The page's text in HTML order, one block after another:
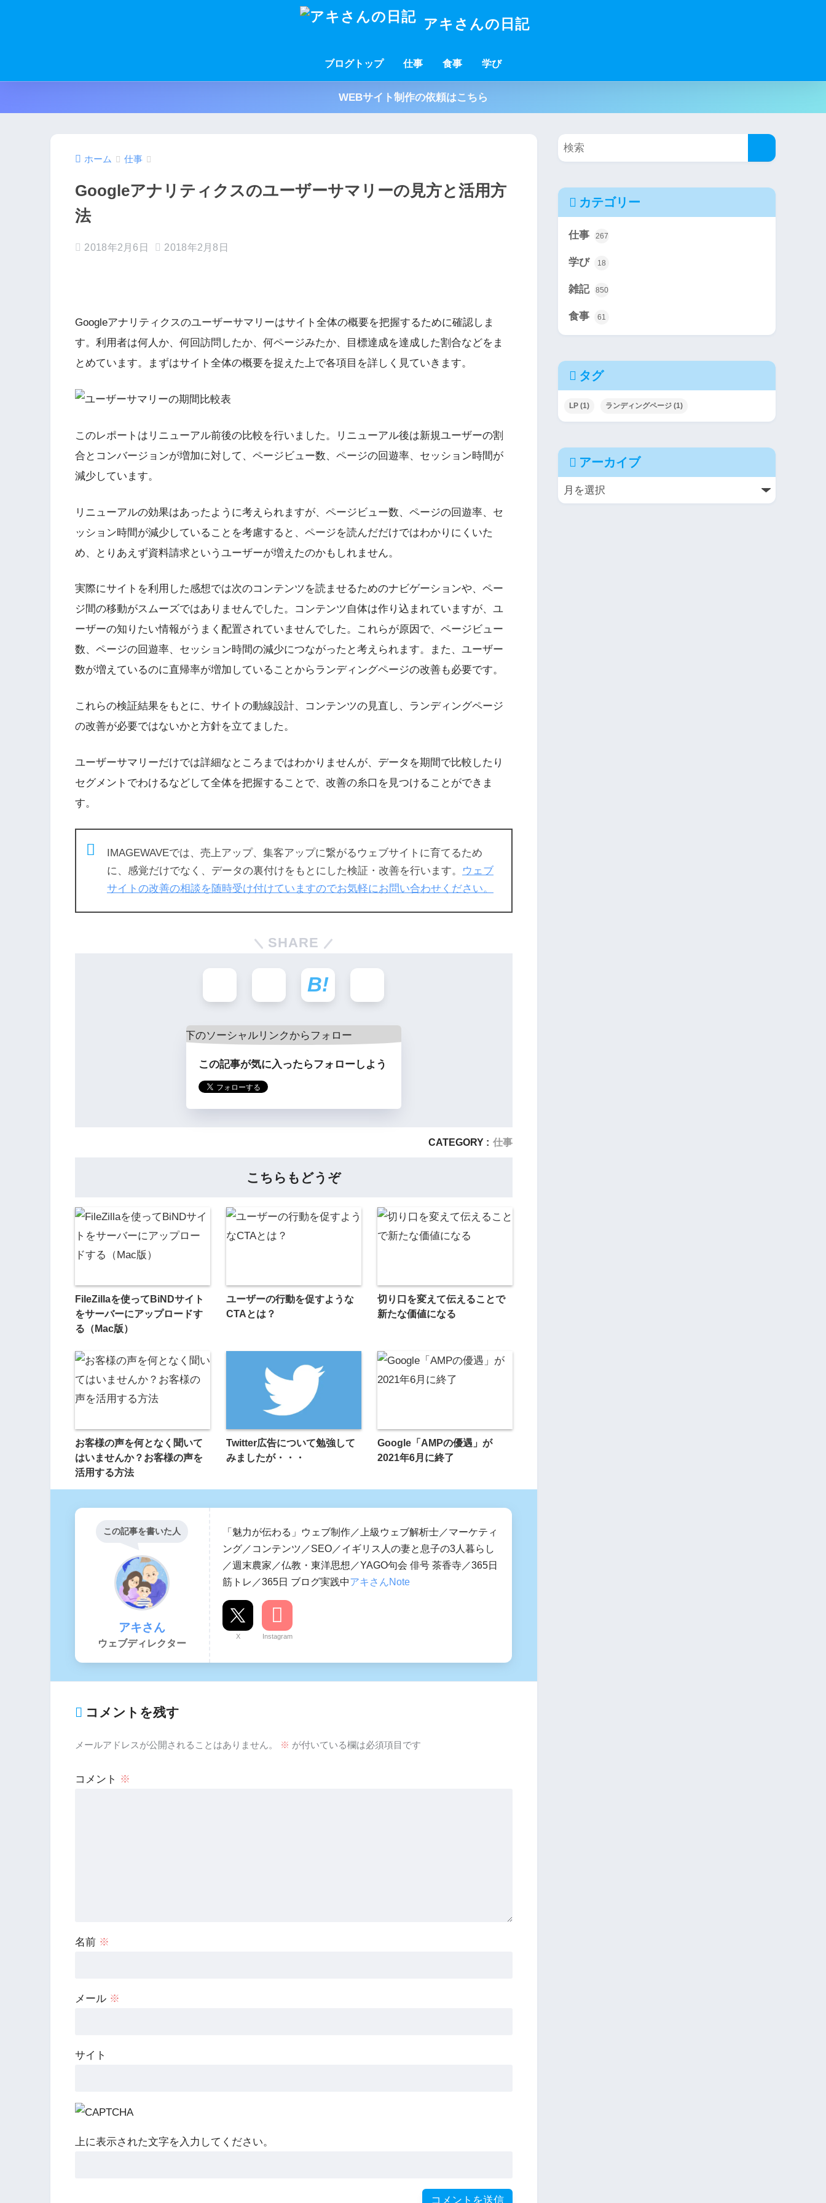
アキさんの日記
ブログトップ 仕事 食事 学び
WEBサイト制作の依頼はこちら
ホーム 仕事
Googleアナリティクスのユーザーサマリーの見方と活用方
法
2018年2月6日 2018年2月8日
Googleアナリティクスのユーザーサマリーはサイト全体の概要を把握するために確認しま
す。利用者は何人か、何回訪問したか、何ページみたか、目標達成を達成した割合などをま
とめています。まずはサイト全体の概要を捉えた上で各項目を詳しく見ていきます。
このレポートはリニューアル前後の比較を行いました。リニューアル後は新規ユーザーの割
合とコンバージョンが増加に対して、ページビュー数、ページの回遊率、セッション時間が
減少しています。
リニューアルの効果はあったように考えられますが、ページビュー数、ページの回遊率、セ
ッション時間が減少していることを考慮すると、ページを読んだだけではわかりにくいた
め、とりあえず資料請求というユーザーが増えたのかもしれません。
実際にサイトを利用した感想では次のコンテンツを読ませるためのナビゲーションや、ペー
ジ間の移動がスムーズではありませんでした。コンテンツ自体は作り込まれていますが、ユ
ーザーの知りたい情報がうまく配置されていませんでした。これらが原因で、ページビュー
数、ページの回遊率、セッション時間の減少につながったと考えられます。また、ユーザー
数が増えているのに直帰率が増加していることからランディングページの改善も必要です。
これらの検証結果をもとに、サイトの動線設計、コンテンツの見直し、ランディングページ
の改善が必要ではないかと方針を立てました。
ユーザーサマリーだけでは詳細なところまではわかりませんが、データを期間で比較したり
セグメントでわけるなどして全体を把握することで、改善の糸口を見つけることができま
す。
IMAGEWAVEでは、売上アップ、集客アップに繋がるウェブサイトに育てるため
に、感覚だけでなく、データの裏付けをもとにした検証・改善を行います。
ウェブ
サイトの改善の相談を随時受け付けていますのでお気軽にお問い合わせください。
SHARE
この記事が気に入ったらフォローしよう
CATEGORY : 仕事
こちらもどうぞ
FileZillaを使ってBiNDサイト
をサーバーにアップロードす
る（Mac版）
ユーザーの行動を促すような
CTAとは？
切り口を変えて伝えることで
新たな価値になる
お客様の声を何となく聞いて
はいませんか？お客様の声を
活用する方法
Twitter広告について勉強して
みましたが・・・
Google「AMPの優遇」が
2021年6月に終了
この記事を書いた人
アキさん
ウェブディレクター
「魅力が伝わる」ウェブ制作／上級ウェブ解析士／マーケティ
ング／コンテンツ／SEO／イギリス人の妻と息子の3人暮らし
／週末農家／仏教・東洋思想／YAGO句会 俳号 茶香寺／365日
筋トレ／365日 ブログ実践中アキさんNote
X Instagram
コメントを残す
メールアドレスが公開されることはありません。 ※ が付いている欄は必須項目です
コメント ※
名前 ※
メール ※
サイト
上に表示された文字を入力してください。
カテゴリー
仕事 267
学び 18
雑記 850
食事 61
タグ
LP (1) ランディングページ (1)
アーカイブ